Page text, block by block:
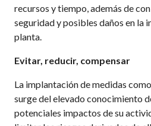
recursos y tiempo, además de
seguridad y posibles daños en la
planta.
Evitar, reducir, compensar
La implantación de medidas
surge del elevado conocimiento
potenciales impactos de su